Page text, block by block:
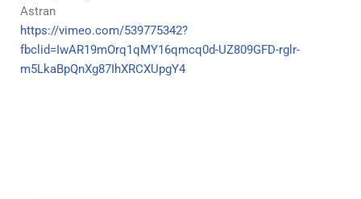
Astran
https://vimeo.com/539775342?
fbclid=IwAR19mOrq1qMY16qmcq0d-UZ809GFD-rglr-
m5LkaBpQnXg87IhXRCXUpgY4